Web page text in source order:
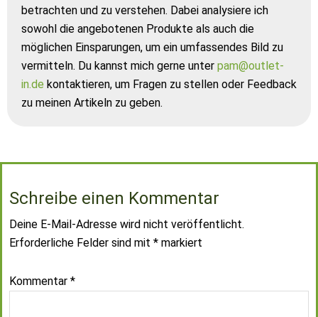
betrachten und zu verstehen. Dabei analysiere ich
sowohl die angebotenen Produkte als auch die
möglichen Einsparungen, um ein umfassendes Bild zu
vermitteln. Du kannst mich gerne unter pam@outlet-
in.de kontaktieren, um Fragen zu stellen oder Feedback
zu meinen Artikeln zu geben.
Schreibe einen Kommentar
Deine E-Mail-Adresse wird nicht veröffentlicht.
Erforderliche Felder sind mit * markiert
Kommentar *